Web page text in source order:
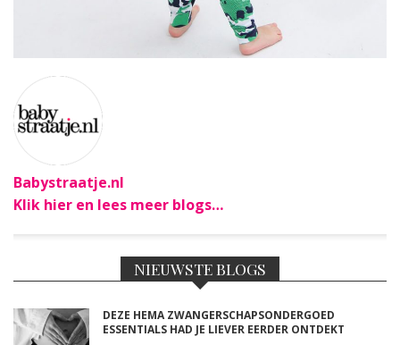
Babystraatje.nl
Klik hier en lees meer blogs…
NIEUWSTE BLOGS
DEZE HEMA ZWANGERSCHAPSONDERGOED
ESSENTIALS HAD JE LIEVER EERDER ONTDEKT